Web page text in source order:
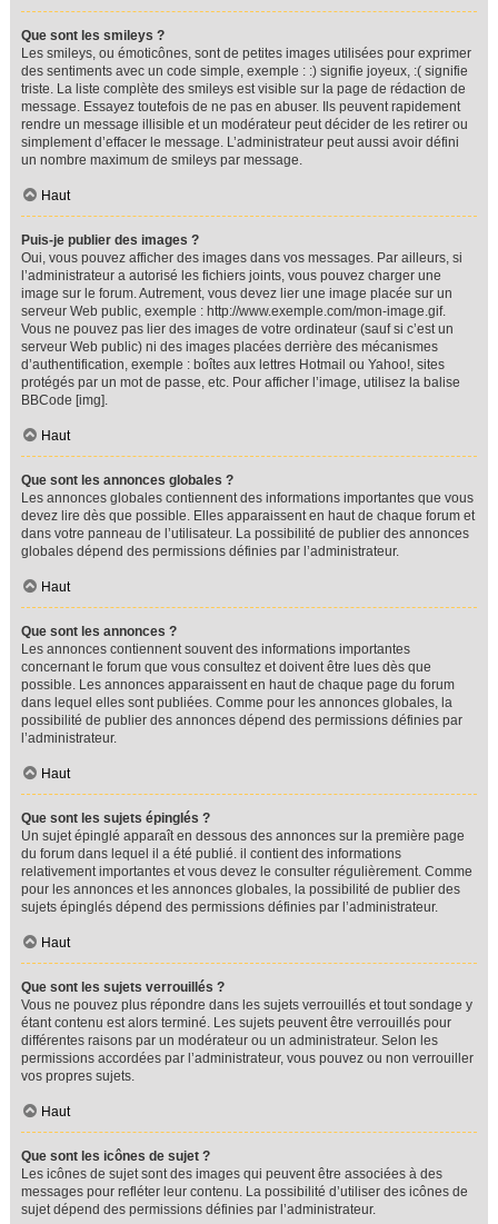
Que sont les smileys ?
Les smileys, ou émoticônes, sont de petites images utilisées pour exprimer
des sentiments avec un code simple, exemple : :) signifie joyeux, :( signifie
triste. La liste complète des smileys est visible sur la page de rédaction de
message. Essayez toutefois de ne pas en abuser. Ils peuvent rapidement
rendre un message illisible et un modérateur peut décider de les retirer ou
simplement d’effacer le message. L’administrateur peut aussi avoir défini
un nombre maximum de smileys par message.
Haut
Puis-je publier des images ?
Oui, vous pouvez afficher des images dans vos messages. Par ailleurs, si
l’administrateur a autorisé les fichiers joints, vous pouvez charger une
image sur le forum. Autrement, vous devez lier une image placée sur un
serveur Web public, exemple : http://www.exemple.com/mon-image.gif.
Vous ne pouvez pas lier des images de votre ordinateur (sauf si c’est un
serveur Web public) ni des images placées derrière des mécanismes
d’authentification, exemple : boîtes aux lettres Hotmail ou Yahoo!, sites
protégés par un mot de passe, etc. Pour afficher l’image, utilisez la balise
BBCode [img].
Haut
Que sont les annonces globales ?
Les annonces globales contiennent des informations importantes que vous
devez lire dès que possible. Elles apparaissent en haut de chaque forum et
dans votre panneau de l’utilisateur. La possibilité de publier des annonces
globales dépend des permissions définies par l’administrateur.
Haut
Que sont les annonces ?
Les annonces contiennent souvent des informations importantes
concernant le forum que vous consultez et doivent être lues dès que
possible. Les annonces apparaissent en haut de chaque page du forum
dans lequel elles sont publiées. Comme pour les annonces globales, la
possibilité de publier des annonces dépend des permissions définies par
l’administrateur.
Haut
Que sont les sujets épinglés ?
Un sujet épinglé apparaît en dessous des annonces sur la première page
du forum dans lequel il a été publié. il contient des informations
relativement importantes et vous devez le consulter régulièrement. Comme
pour les annonces et les annonces globales, la possibilité de publier des
sujets épinglés dépend des permissions définies par l’administrateur.
Haut
Que sont les sujets verrouillés ?
Vous ne pouvez plus répondre dans les sujets verrouillés et tout sondage y
étant contenu est alors terminé. Les sujets peuvent être verrouillés pour
différentes raisons par un modérateur ou un administrateur. Selon les
permissions accordées par l’administrateur, vous pouvez ou non verrouiller
vos propres sujets.
Haut
Que sont les icônes de sujet ?
Les icônes de sujet sont des images qui peuvent être associées à des
messages pour refléter leur contenu. La possibilité d’utiliser des icônes de
sujet dépend des permissions définies par l’administrateur.